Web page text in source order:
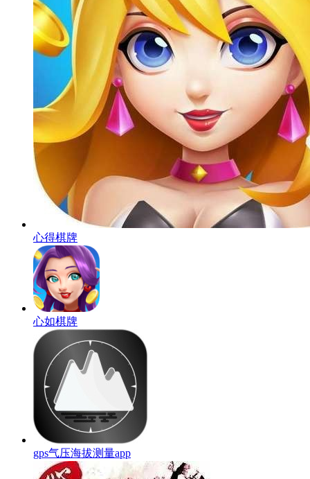
心得棋牌
心如棋牌
gps气压海拔测量app